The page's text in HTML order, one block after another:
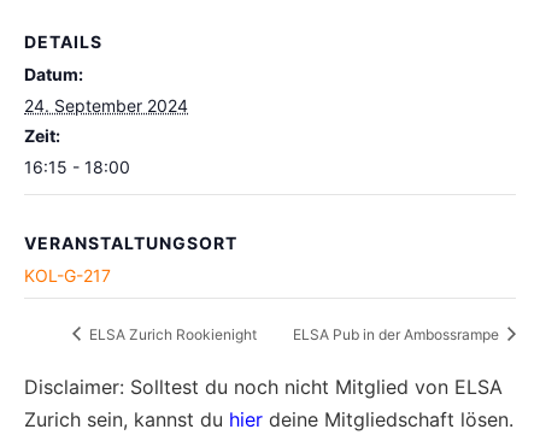
DETAILS
Datum:
24. September 2024
Zeit:
16:15 - 18:00
VERANSTALTUNGSORT
KOL-G-217
ELSA Zurich Rookienight ELSA Pub in der Ambossrampe
Disclaimer: Solltest du noch nicht Mitglied von ELSA
Zurich sein, kannst du hier deine Mitgliedschaft lösen.